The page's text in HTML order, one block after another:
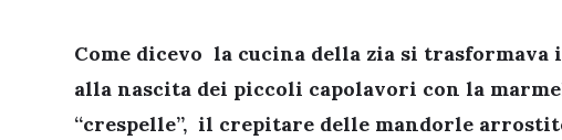
Come dicevo la cucina della zia si trasformava
alla nascita dei piccoli capolavori con la
“crespelle”, il crepitare delle mandorle